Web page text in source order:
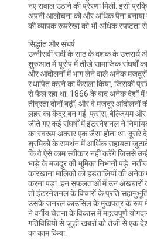
नए सवाल उठाने की प्रेरणा मिली. इसी
अपनी आलोचना को और अधिक पैना बनाया
की व्यापक रूपरेखा को भी अधिक स्पष्टता
सिद्धांत और संघर्ष
उन्नीसवीं सदी के साठ के दशक के
शुरुआत में यूरोप में तीखे सामाजिक संघर्षों का
और आंदोलनों में भाग लेने वाले अनेक
स्थापित करने का फैसला किया, जिसकी
से फैल रहा था. 1866 के बाद अनेक देशों में
तीव्रता दोनों बढ़ीं, और वे मजदूर आंदोलनों
लहर का केंद्र बन गईं. फ्रांस, बेल्जियम और
जीते गए कई संघर्षों में इंटरनेशनल ने
का स्वरूप अक्सर एक जैसा होता था. दूसरे
श्रमिकों के समर्थन में आर्थिक सहायता
कि वे ऐसे काम स्वीकार नहीं करेंगे जिससे
भाड़े के मजदूर की भूमिका निभानी पड़े.
कारखाना मालिकों को हड़तालियों की अनेक
करना पड़ा. इन सफलताओं में उन अखबारों
तो इंटरनेशनल के विचारों के प्रति
उसके जनरल काउंसिल के मुखपत्र के रूप
ने वर्गीय चेतना के विकास में महत्वपूर्ण
गतिविधियों से जुड़ी खबरों को तेजी से एक
का काम किया.